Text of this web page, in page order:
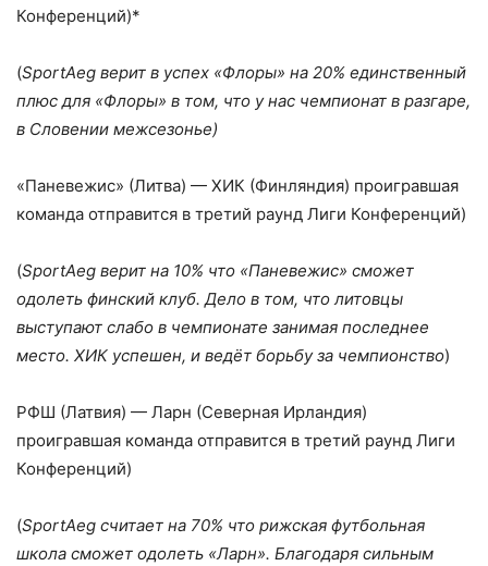
Конференций)*
(SportAeg верит в успех «Флоры» на 20% единственный
плюс для «Флоры» в том, что у нас чемпионат в разгаре,
в Словении межсезонье)
«Паневежис» (Литва) — ХИК (Финляндия) проигравшая
команда отправится в третий раунд Лиги Конференций)
(SportAeg верит на 10% что «Паневежис» сможет
одолеть финский клуб. Дело в том, что литовцы
выступают слабо в чемпионате занимая последнее
место. ХИК успешен, и ведёт борьбу за чемпионство)
РФШ (Латвия) — Ларн (Северная Ирландия)
проигравшая команда отправится в третий раунд Лиги
Конференций)
(SportAeg считает на 70% что рижская футбольная
школа сможет одолеть «Ларн». Благодаря сильным